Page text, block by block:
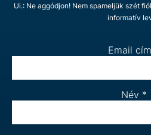
Ui.: Ne aggódjon! Nem spameljük szét
informatív
Email cím
Név *